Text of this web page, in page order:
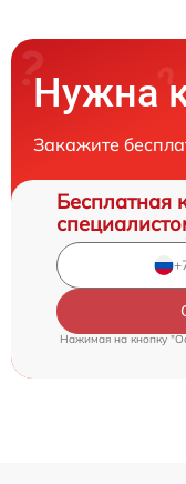
Нужна
Закажите
Бесплатная
Нажимая на кнопку